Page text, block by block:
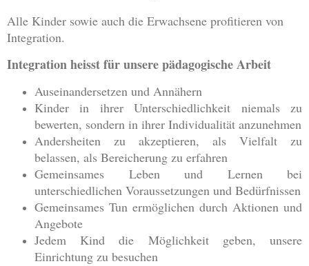
Alle Kinder sowie auch die Erwachsene profitieren von
Integration.
Integration heisst für unsere pädagogische Arbeit
Auseinandersetzen und Annähern
Kinder in ihrer Unterschiedlichkeit niemals zu
bewerten, sondern in ihrer Individualität anzunehmen
Andersheiten zu akzeptieren, als Vielfalt zu
belassen, als Bereicherung zu erfahren
Gemeinsames Leben und Lernen bei
unterschiedlichen Voraussetzungen und Bedürfnissen
Gemeinsames Tun ermöglichen durch Aktionen und
Angebote
Jedem Kind die Möglichkeit geben, unsere
Einrichtung zu besuchen